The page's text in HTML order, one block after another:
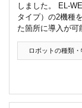
しました。 EL-
タイプ）の2機種
た箇所に導入が
ロボットの種類